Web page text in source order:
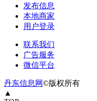
发布信息
本地商家
用户登录
联系我们
广告服务
微信平台
丹东信息网©版权所有
▲